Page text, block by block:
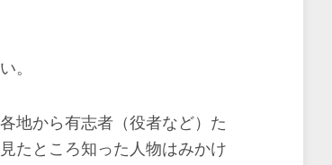
。
地から有志者（役者など）た
たところ知った人物はみかけ